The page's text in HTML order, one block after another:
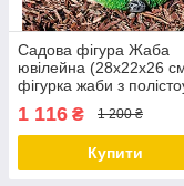
Садова фігура Жаба
ювілейна (28х22х26
фігурка жаби з
садові статуетки,
паркові фігури
1 116 ₴ 1 200 ₴
Купити